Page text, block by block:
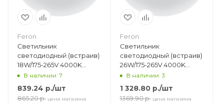
Feron
Светильник
светодиодный (встраив)
18W/175-265V 4000K
1800Лм IP20 белый
(AL509) d170х20 рег. до
130мм 41209
В наличии: 7
839.24 р./шт
865.20 р. цена магазина
Feron
Светильник
светодиодный (встраив)
26W/175-265V 4000K
2600Лм IP20 белый
(AL509) d225х20 рег. до
170мм 41210
В наличии: 3
1 328.80р./шт
1369.90 р. цена магазина